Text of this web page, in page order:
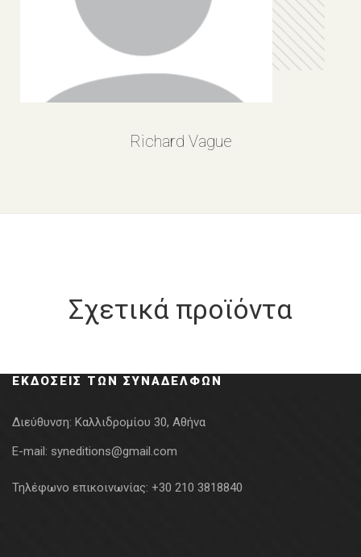
Richard Vague
Σχετικά προϊόντα
ΕΚΔΌΣΕΙΣ ΤΩΝ ΣΥΝΑΔΈΛΦΩΝ
Διεύθυνση: Καλλιδρομίου 30, Αθήνα
E-mail: syneditions@gmail.com
Τηλέφωνο επικοινωνίας: +30 210 3818840